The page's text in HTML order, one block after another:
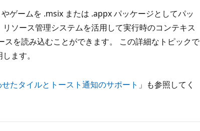
ゲームを .msix または .appx パッケージとしてパッ
ソース管理システムを活用して実行時のコンテキス
スを読み込むことができます。 この詳細なトピックで
ます。
たタイルとトースト通知のサポート 」も参照してく